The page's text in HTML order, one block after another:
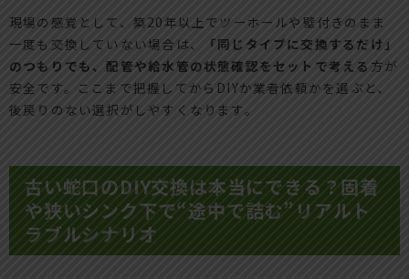
現場の感覚として、築20年以上でツーホールや壁付きのまま
一度も交換していない場合は、
「同じタイプに交換するだけ」
のつもりでも、配管や給水管の状態確認をセットで考える 方が
安全です。ここまで把握してからDIYか業者依頼かを選ぶと、
後戻りのない選択がしやすくなります。
古い蛇口のDIY交換は本当にできる？固着
や狭いシンク下で“途中で詰む”リアルト
ラブルシナリオ